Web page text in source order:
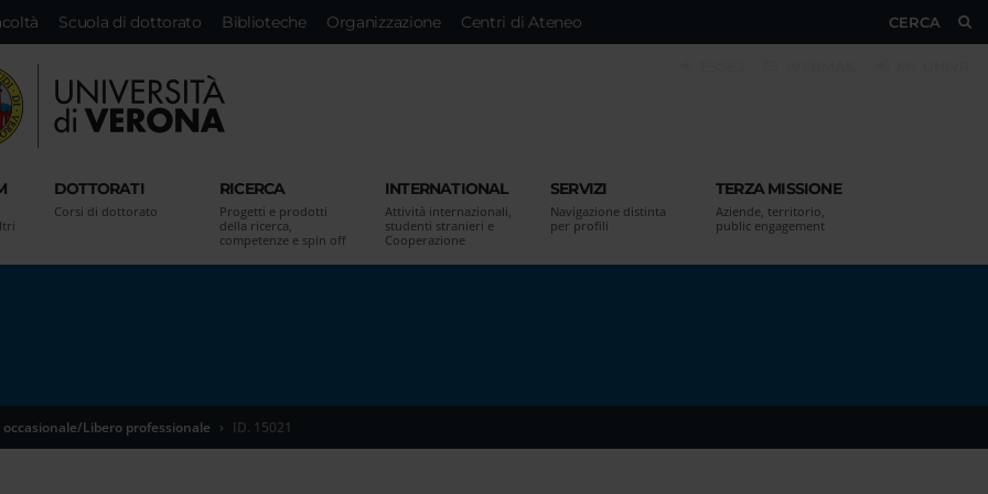
CERCA
Scuola di dottorato Biblioteche Organizzazione Centri di Ateneo
DOTTORATI
Corsi di dottorato
RICERCA
Progetti e prodotti
della ricerca,
competenze e spin off
INTERNATIONAL
Attività internazionali,
studenti stranieri e
Cooperazione
SERVIZI
Navigazione distinta
per profili
TERZA MISSIONE
Aziende, territorio,
public engagement
Libero professionale ID. 15021